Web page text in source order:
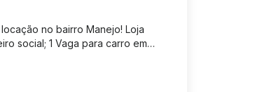
no bairro Manejo! Loja
social; 1 Vaga para carro em
localizada na Avenida
d...